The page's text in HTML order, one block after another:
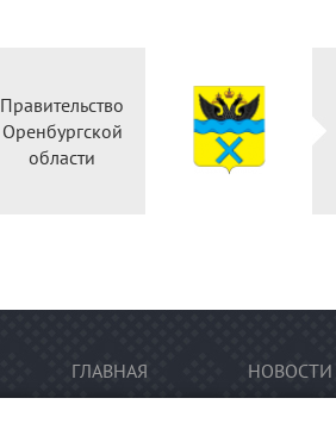
Правительство
Оренбургской
области
ГЛАВНАЯ НОВОСТИ